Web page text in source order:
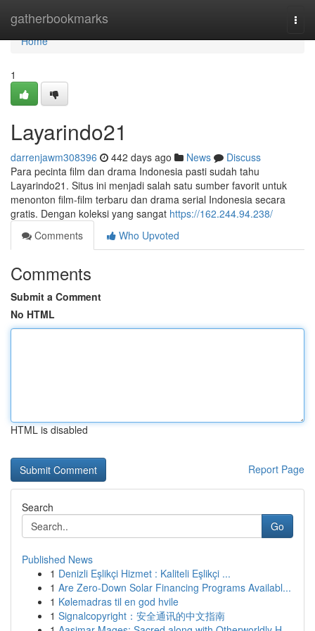
gatherbookmarks
Home
Home
1
Layarindo21
darrenjawm308396 442 days ago News
Discuss
Para pecinta film dan drama Indonesia pasti sudah tahu
Layarindo21. Situs ini menjadi salah satu sumber favorit untuk
menonton film-film terbaru dan drama serial Indonesia secara
gratis. Dengan koleksi yang sangat https://162.244.94.238/
Comments
Who Upvoted
Comments
Submit a Comment
No HTML
HTML is disabled
Report Page
Search
Go
Published News
1 Denizli Eşlikçi Hizmet : Kaliteli Eşlikçi ...
1 Are Zero-Down Solar Financing Programs Availabl...
1 Kølemadras til en god hvile
1 Signalcopyright：安全通讯的中文指南